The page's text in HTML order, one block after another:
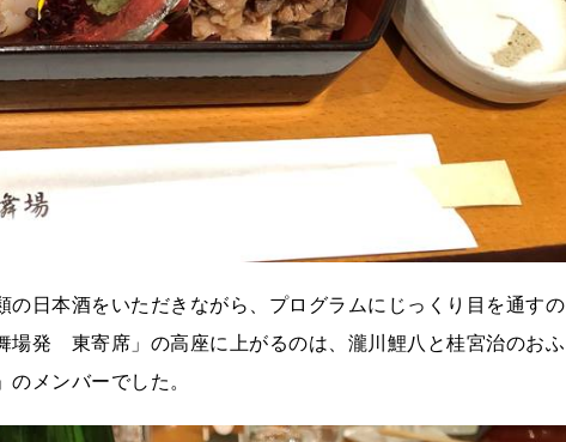
日本酒をいただきながら、プログラムにじっくり目を通すの
場発 東寄席」の高座に上がるのは、瀧川鯉八と桂宮治のおふ
メンバーでした。